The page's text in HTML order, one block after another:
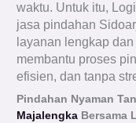
waktu. Untuk itu,
jasa pindahan
layanan lengkap
membantu proses
efisien, dan tanpa
Pindahan Nyaman
Majalengka Bersama